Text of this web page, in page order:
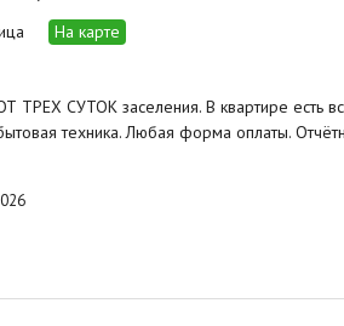
На карте
ТРЕХ СУТОК заселения. В квартире есть
техника. Любая форма оплаты.